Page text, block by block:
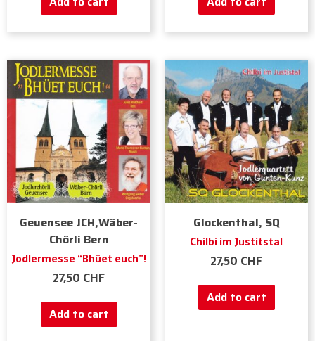
Geuensee JCH,Wäber-
Chörli Bern
Jodlermesse “Bhüet euch”!
27,50 CHF
Add to cart
Glockenthal, SQ
Chilbi im Justitstal
27,50 CHF
Add to cart